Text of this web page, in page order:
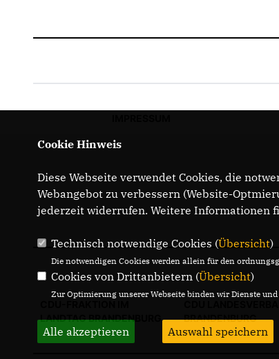
LANDTAG BRANDENBURG
BRANDENBURG
Cookie Hinweis
Diese Webseite verwendet Cookies, die
Webangebot zu verbessern (Website-
jederzeit widerrufen. Weitere Informationen
Technisch notwendige Cookies (Übersicht)
Die notwendigen Cookies werden allein für den
Cookies von Drittanbietern (Übersicht)
Zur Optimierung unserer Webseite binden wir Dienste
Alle akzeptieren Auswahl speichern